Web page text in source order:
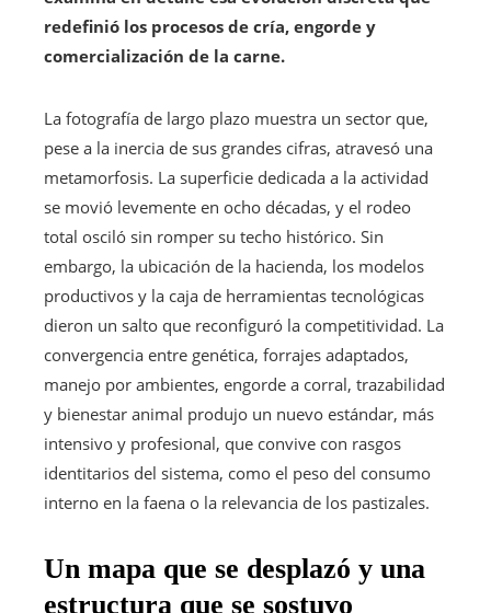
redefinió los procesos de cría, engorde y
comercialización de la carne.
La fotografía de largo plazo muestra un sector que,
pese a la inercia de sus grandes cifras, atravesó una
metamorfosis. La superficie dedicada a la actividad
se movió levemente en ocho décadas, y el rodeo
total osciló sin romper su techo histórico. Sin
embargo, la ubicación de la hacienda, los modelos
productivos y la caja de herramientas tecnológicas
dieron un salto que reconfiguró la competitividad. La
convergencia entre genética, forrajes adaptados,
manejo por ambientes, engorde a corral, trazabilidad
y bienestar animal produjo un nuevo estándar, más
intensivo y profesional, que convive con rasgos
identitarios del sistema, como el peso del consumo
interno en la faena o la relevancia de los pastizales.
Un mapa que se desplazó y una
estructura que se sostuvo